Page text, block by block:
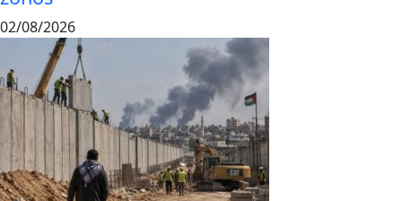
02/08/2026